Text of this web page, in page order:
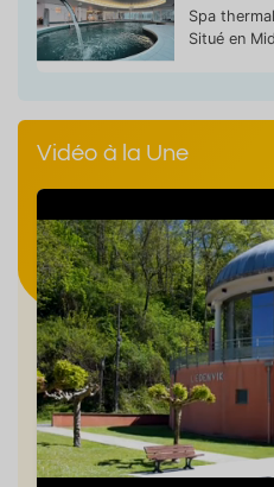
Spa
Situé en
Vidéo à la Une